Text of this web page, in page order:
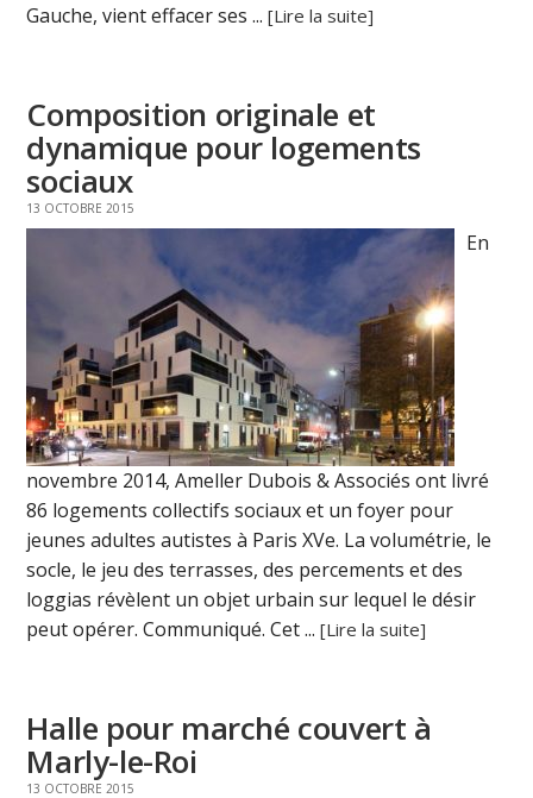
Gauche, vient effacer ses ...[Lire la suite]
Composition originale et
dynamique pour logements
sociaux
13 OCTOBRE 2015
En
novembre 2014, Ameller Dubois & Associés ont livré
86 logements collectifs sociaux et un foyer pour
jeunes adultes autistes à Paris XVe. La volumétrie, le
socle, le jeu des terrasses, des percements et des
loggias révèlent un objet urbain sur lequel le désir
peut opérer. Communiqué. Cet ...[Lire la suite]
Halle pour marché couvert à
Marly-le-Roi
13 OCTOBRE 2015